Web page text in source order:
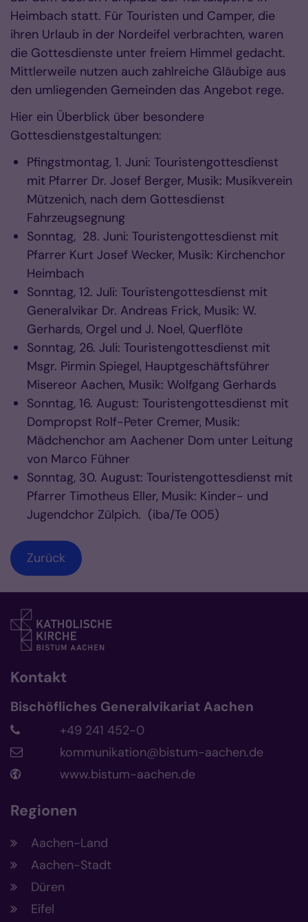
Heimbach statt. Für Touristen und Camper, die
ihren Urlaub in der Nordeifel verbrachten, waren
die Gottesdienste unter freiem Himmel gedacht.
Mittlerweile nutzen auch zahlreiche Gläubige aus
den umliegenden Gemeinden das Angebot rege.
Hier ein Überblick über besondere
Gottesdienstgestaltungen:
Pfingstmontag, 1. Juni: Touristengottesdienst
mit Pfarrer Dr. Josef Berger, Musik: Musikverein
Mützenich, nach dem Gottesdienst
Fahrzeugsegnung
Sonntag, 28. Juni: Touristengottesdienst mit
Pfarrer Kurt Josef Wecker, Musik: Kirchenchor
Heimbach
Sonntag, 12. Juli: Touristengottesdienst mit
Generalvikar Dr. Andreas Frick, Musik: W.
Gerhards, Orgel und J. Noel, Querflöte
Sonntag, 26. Juli: Touristengottesdienst mit
Msgr. Pirmin Spiegel, Hauptgeschäftsführer
Misereor Aachen, Musik: Wolfgang Gerhards
Sonntag, 16. August: Touristengottesdienst mit
Dompropst Rolf-Peter Cremer, Musik:
Mädchenchor am Aachener Dom unter Leitung
von Marco Fühner
Sonntag, 30. August: Touristengottesdienst mit
Pfarrer Timotheus Eller, Musik: Kinder- und
Jugendchor Zülpich. (iba/Te 005)
Zurück
Kontakt
Bischöfliches Generalvikariat Aachen
+49 241 452-0
kommunikation@bistum-aachen.de
www.bistum-aachen.de
Regionen
Aachen-Land
Aachen-Stadt
Düren
Eifel